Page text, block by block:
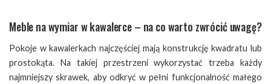
Meble na wymiar w kawalerce – na co warto zwrócić uwagę?
Pokoje w kawalerkach najczęściej mają konstrukcję kwadratu lub
prostokąta. Na takiej przestrzeni wykorzystać trzeba każdy
najmniejszy skrawek, aby odkryć w pełni funkcjonalność małego